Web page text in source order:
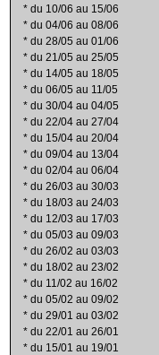
* du 10/06 au 15/06
* du 04/06 au 08/06
* du 28/05 au 01/06
* du 21/05 au 25/05
* du 14/05 au 18/05
* du 06/05 au 11/05
* du 30/04 au 04/05
* du 22/04 au 27/04
* du 15/04 au 20/04
* du 09/04 au 13/04
* du 02/04 au 06/04
* du 26/03 au 30/03
* du 18/03 au 24/03
* du 12/03 au 17/03
* du 05/03 au 09/03
* du 26/02 au 03/03
* du 18/02 au 23/02
* du 11/02 au 16/02
* du 05/02 au 09/02
* du 29/01 au 03/02
* du 22/01 au 26/01
* du 15/01 au 19/01